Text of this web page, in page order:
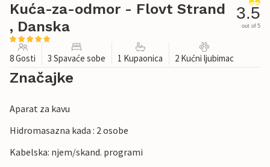
Kuća-za-odmor - Flovt Strand
, Danska
3.5
out of 5
8 Gosti 3 Spavaće sobe 1 Kupaonica 2 Kućni ljubimac
Značajke
Aparat za kavu
Hidromasazna kada : 2 osobe
Kabelska: njem/skand. programi